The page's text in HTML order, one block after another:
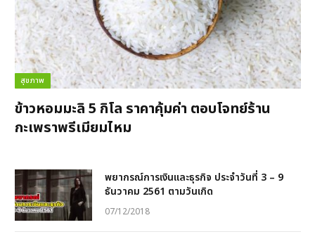
สุขภาพ
ข้าวหอมมะลิ 5 กิโล ราคาคุ้มค่า ตอบโจทย์ร้าน
กะเพราพรีเมียมไหม
พยากรณ์การเงินและธุรกิจ ประจำวันที่ 3 – 9
ธันวาคม 2561 ตามวันเกิด
07/12/2018